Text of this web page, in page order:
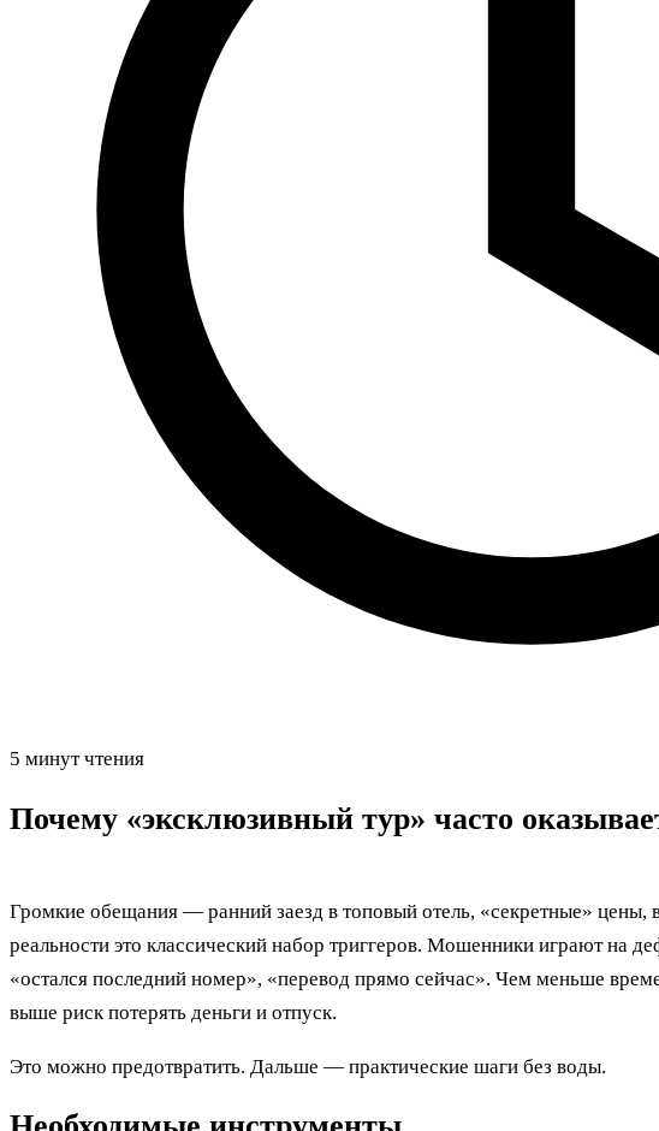
5 минут чтения
Почему «эксклюзивный тур» часто
Громкие обещания — ранний заезд в топовый отель, «секретные» цены,
реальности это классический набор триггеров. Мошенники играют на
«остался последний номер», «перевод прямо сейчас». Чем меньше
выше риск потерять деньги и отпуск.
Это можно предотвратить. Дальше — практические шаги без воды.